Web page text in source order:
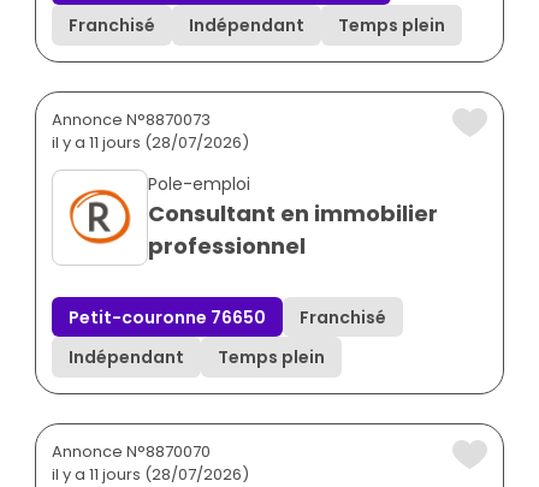
Franchisé
Indépendant Temps plein
Annonce N°8870073
il y a 11 jours (28/07/2026)
Pole-emploi
Consultant en immobilier
professionnel
Petit-couronne 76650
Franchisé
Indépendant
Temps plein
Annonce N°8870070
il y a 11 jours (28/07/2026)